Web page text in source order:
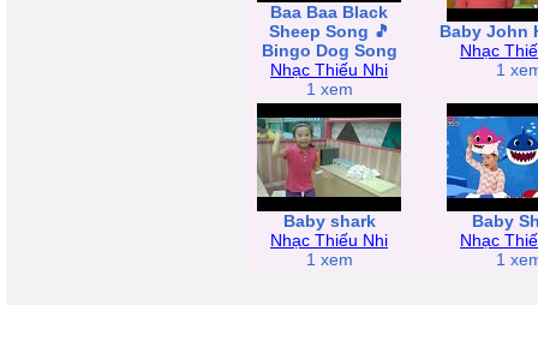
Baa Baa Black
Sheep Song 🎵
Bingo Dog Song
Nhạc Thiếu Nhi
1 xem
Baby John
Nhạc
1
Baby shark
Nhạc Thiếu Nhi
1 xem
Baby
Nhạc
1